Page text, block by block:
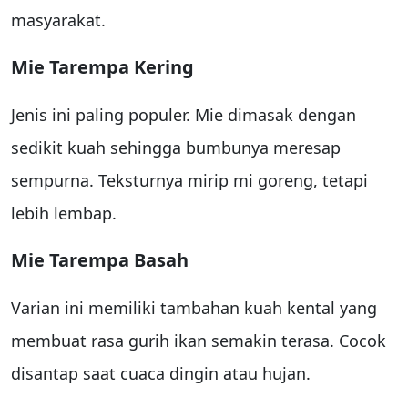
masyarakat.
Mie Tarempa Kering
Jenis ini paling populer. Mie dimasak dengan
sedikit kuah sehingga bumbunya meresap
sempurna. Teksturnya mirip mi goreng, tetapi
lebih lembap.
Mie Tarempa Basah
Varian ini memiliki tambahan kuah kental yang
membuat rasa gurih ikan semakin terasa. Cocok
disantap saat cuaca dingin atau hujan.